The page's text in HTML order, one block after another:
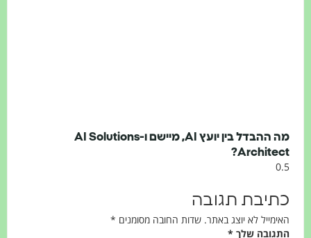
מה ההבדל בין יועץ AI, מיישם ו-AI Solutions
Architect?
כתיבת תגובה
האימייל לא יוצג באתר. שדות החובה מסומנים*
התגובה שלך*